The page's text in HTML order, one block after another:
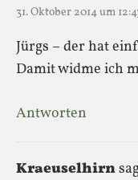
31. Oktober 2014 um
Jürgs – der hat
Damit widme ich
Antworten
Kraeuselhirn